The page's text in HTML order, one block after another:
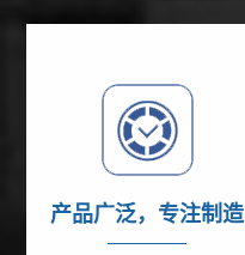
产品广泛，专注制造